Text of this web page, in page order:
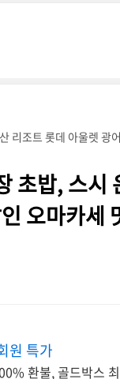
리조트 롯데 아울렛 광
초밥, 스시
오마카세
원 특가
환불, 골드박스